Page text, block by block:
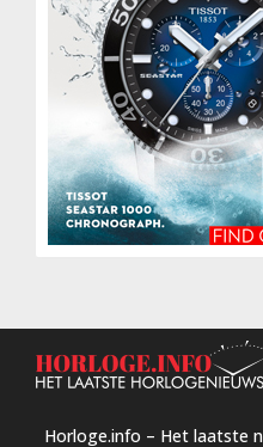
Horloge.info – Het laatste